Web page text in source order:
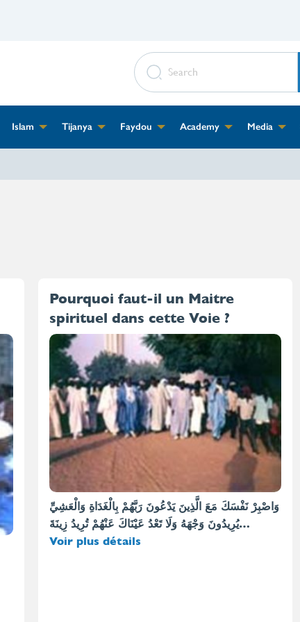
SEARCH
Islam Tijanya Faydou Academy Media
Pourquoi faut-il un Maitre
spirituel dans cette Voie ?
وَاصْبِرْ نَفْسَكَ مَعَ الَّذِينَ يَدْعُونَ رَبَّهُمْ بِالْغَدَاةِ وَالْعَشِيِّ
يُرِيدُونَ وَجْهَهُ وَلَا تَعْدُ عَيْنَاكَ عَنْهُمْ تُرِيدُ زِينَةَ…
Voir plus détails